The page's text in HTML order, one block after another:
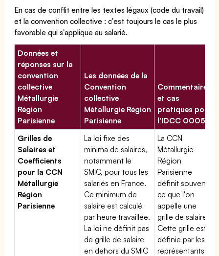
En cas de conflit entre les textes légaux (code du travail)
et la convention collective : c'est toujours le cas le plus
favorable qui s'applique au salarié.
Données et
réponses sur la
convention
collective
Métallurgie
Région
Parisienne
Les données de la
Convention
collective
Métallurgie Région
Parisienne
Commentaires
et cas
pratiques pour
l'IDCC 00054
Grilles de
Salaires et
Coefficients
pour la CCN
Métallurgie
Région
Parisienne
La loi fixe des
minima de salaires,
notamment le
SMIC, pour tous les
salariés en France.
Ce minimum de
salaire est calculé
par heure travaillée.
La loi ne définit pas
de grille de salaire
en dehors du SMIC
La CCN
Métallurgie
Région
Parisienne
définit souvent
ce que l'on
appelle une
grille de salaires.
Cette grille est
définie par les
représentants